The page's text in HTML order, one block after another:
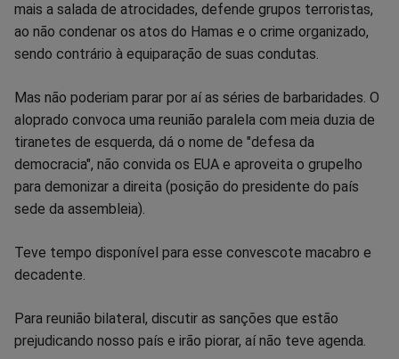
mais a salada de atrocidades, defende grupos terroristas,
ao não condenar os atos do Hamas e o crime organizado,
sendo contrário à equiparação de suas condutas.
Mas não poderiam parar por aí as séries de barbaridades. O
aloprado convoca uma reunião paralela com meia duzia de
tiranetes de esquerda, dá o nome de "defesa da
democracia", não convida os EUA e aproveita o grupelho
para demonizar a direita (posição do presidente do país
sede da assembleia).
Teve tempo disponível para esse convescote macabro e
decadente.
Para reunião bilateral, discutir as sanções que estão
prejudicando nosso país e irão piorar, aí não teve agenda.